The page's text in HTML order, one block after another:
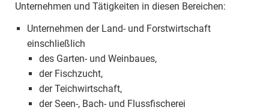
Unternehmen und Tätigkeiten in diesen Bereichen:
Unternehmen der Land- und Forstwirtschaft
einschließlich
des Garten- und Weinbaues,
der Fischzucht,
der Teichwirtschaft,
der Seen-, Bach- und Flussfischerei